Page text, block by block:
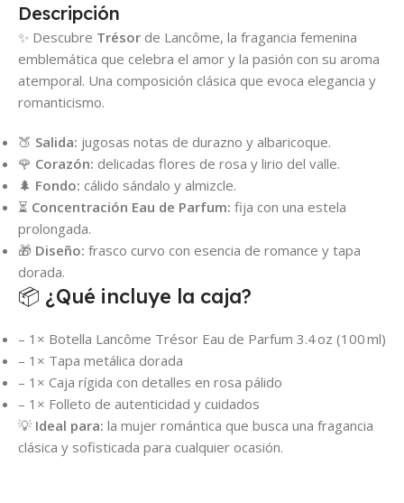
Descripción
✨ Descubre Trésor de Lancôme, la fragancia femenina
emblemática que celebra el amor y la pasión con su aroma
atemporal. Una composición clásica que evoca elegancia y
romanticismo.
🍑 Salida: jugosas notas de durazno y albaricoque.
🌹 Corazón: delicadas flores de rosa y lirio del valle.
🌲 Fondo: cálido sándalo y almizcle.
⏳ Concentración Eau de Parfum: fija con una estela
prolongada.
🎁 Diseño: frasco curvo con esencia de romance y tapa
dorada.
📦 ¿Qué incluye la caja?
– 1× Botella Lancôme Trésor Eau de Parfum 3.4 oz (100 ml)
– 1× Tapa metálica dorada
– 1× Caja rígida con detalles en rosa pálido
– 1× Folleto de autenticidad y cuidados
💡 Ideal para: la mujer romántica que busca una fragancia
clásica y sofisticada para cualquier ocasión.